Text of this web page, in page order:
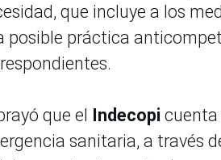
que incluye a los
posible práctica
que el Indecopi cuenta
sanitaria, a través